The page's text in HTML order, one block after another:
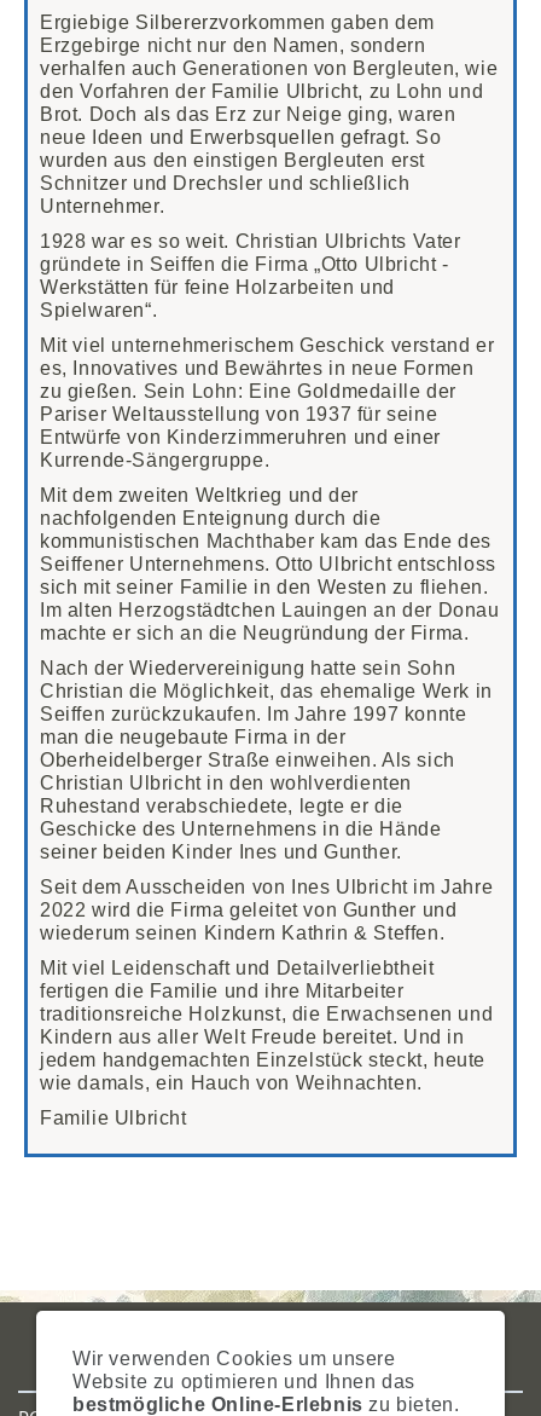
Ergiebige Silbererzvorkommen gaben dem
Erzgebirge nicht nur den Namen, sondern
verhalfen auch Generationen von Bergleuten, wie
den Vorfahren der Familie Ulbricht, zu Lohn und
Brot. Doch als das Erz zur Neige ging, waren
neue Ideen und Erwerbsquellen gefragt. So
wurden aus den einstigen Bergleuten erst
Schnitzer und Drechsler und schließlich
Unternehmer.
1928 war es so weit. Christian Ulbrichts Vater
gründete in Seiffen die Firma „Otto Ulbricht -
Werkstätten für feine Holzarbeiten und
Spielwaren“.
Mit viel unternehmerischem Geschick verstand er
es, Innovatives und Bewährtes in neue Formen
zu gießen. Sein Lohn: Eine Goldmedaille der
Pariser Weltausstellung von 1937 für seine
Entwürfe von Kinderzimmeruhren und einer
Kurrende-Sängergruppe.
Mit dem zweiten Weltkrieg und der
nachfolgenden Enteignung durch die
kommunistischen Machthaber kam das Ende des
Seiffener Unternehmens. Otto Ulbricht entschloss
sich mit seiner Familie in den Westen zu fliehen.
Im alten Herzogstädtchen Lauingen an der Donau
machte er sich an die Neugründung der Firma.
Nach der Wiedervereinigung hatte sein Sohn
Christian die Möglichkeit, das ehemalige Werk in
Seiffen zurückzukaufen. Im Jahre 1997 konnte
man die neugebaute Firma in der
Oberheidelberger Straße einweihen. Als sich
Christian Ulbricht in den wohlverdienten
Ruhestand verabschiedete, legte er die
Geschicke des Unternehmens in die Hände
seiner beiden Kinder Ines und Gunther.
Seit dem Ausscheiden von Ines Ulbricht im Jahre
2022 wird die Firma geleitet von Gunther und
wiederum seinen Kindern Kathrin & Steffen.
Mit viel Leidenschaft und Detailverliebtheit
fertigen die Familie und ihre Mitarbeiter
traditionsreiche Holzkunst, die Erwachsenen und
Kindern aus aller Welt Freude bereitet. Und in
jedem handgemachten Einzelstück steckt, heute
wie damals, ein Hauch von Weihnachten.
Familie Ulbricht
WIDERRUFSRECHTSITEMAPHILFECOOKIES
Wir verwenden Cookies um unsere
Website zu optimieren und Ihnen das
bestmögliche Online-Erlebnis zu bieten.